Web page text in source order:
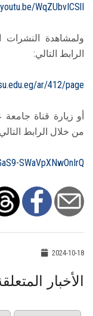
WqZUbvICSlI
ولمشاهدة النشرات
الرابط التالي:
ar/412/page
من خلال الرابط
SWaVpXNwOnIrQ
2024-10-18
الأخبار